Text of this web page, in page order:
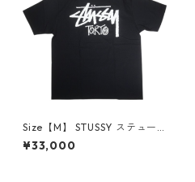
Size【M】 STUSSY ステュー
シー STOCK TOKYO TEE BLA
CK 東京限定Tシャツ 黒 【新古
¥33,000